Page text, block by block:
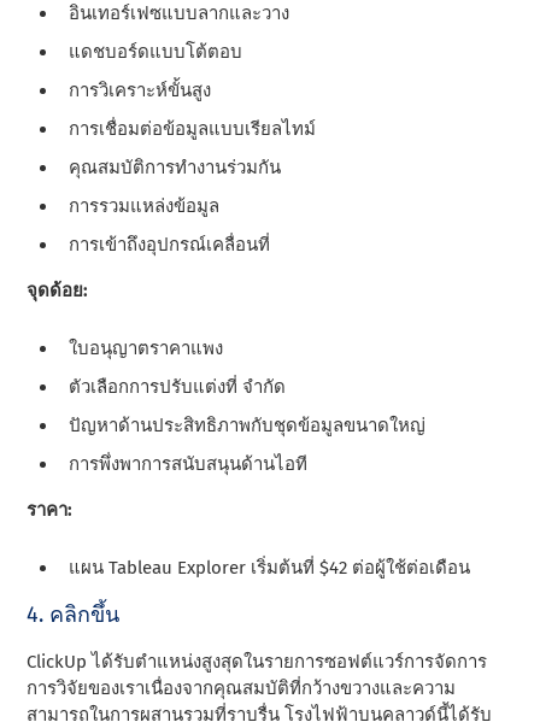
อินเทอร์เฟซแบบลากและวาง
แดชบอร์ดแบบโต้ตอบ
การวิเคราะห์ขั้นสูง
การเชื่อมต่อข้อมูลแบบเรียลไทม์
คุณสมบัติการทํางานร่วมกัน
การรวมแหล่งข้อมูล
การเข้าถึงอุปกรณ์เคลื่อนที่
จุดด้อย:
ใบอนุญาตราคาแพง
ตัวเลือกการปรับแต่งที่ จํากัด
ปัญหาด้านประสิทธิภาพกับชุดข้อมูลขนาดใหญ่
การพึ่งพาการสนับสนุนด้านไอที
ราคา:
แผน Tableau Explorer เริ่มต้นที่ $42 ต่อผู้ใช้ต่อเดือน
4. คลิกขึ้น
ClickUp ได้รับตําแหน่งสูงสุดในรายการซอฟต์แวร์การจัดการ
การวิจัยของเราเนื่องจากคุณสมบัติที่กว้างขวางและความ
สามารถในการผสานรวมที่ราบรื่น โรงไฟฟ้าบนคลาวด์นี้ได้รับ